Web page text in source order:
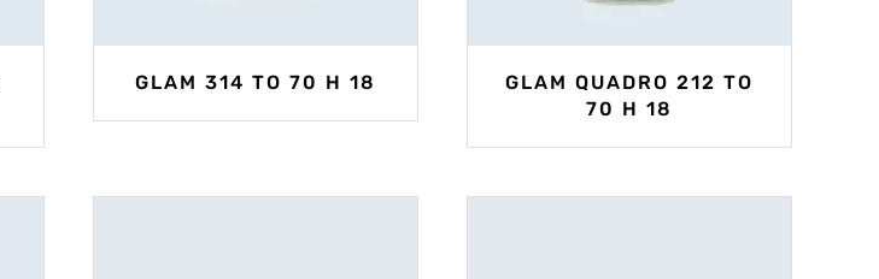
GLAM 314 TO 70 H 18
GLAM QUADRO 212 TO
70 H 18